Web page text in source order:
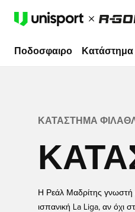
Ποδοσφαιρο
ΚΑΤΆΣΤΗΜΑ
Η Ρεάλ Μαδρίτης γνωστή
ισπανική La Liga, αν όχι